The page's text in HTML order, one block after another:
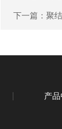
下一篇： 聚
产